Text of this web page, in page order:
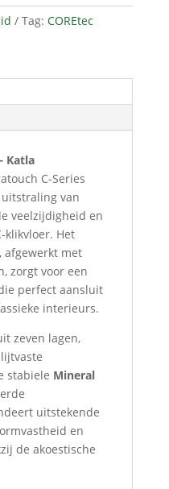
Tag: COREtec
Katla
C-Series
van
veelzijdigheid en
klikvloer. Het
afgewerkt met
zorgt voor een
perfect aansluit
interieurs.
zeven lagen,
stabiele Mineral
uitstekende
en
de akoestische